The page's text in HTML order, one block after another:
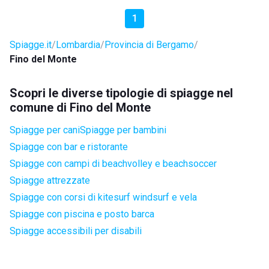
1
Spiagge.it Lombardia Provincia di Bergamo
Fino del Monte
Scopri le diverse tipologie di spiagge nel
comune di Fino del Monte
Spiagge per caniSpiagge per bambini
Spiagge con bar e ristorante
Spiagge con campi di beachvolley e beachsoccer
Spiagge attrezzate
Spiagge con corsi di kitesurf windsurf e vela
Spiagge con piscina e posto barca
Spiagge accessibili per disabili